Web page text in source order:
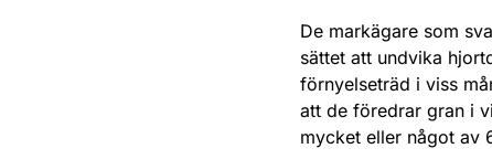
De markägare som
sättet att undvika
förnyelseträd i viss
att de föredrar gran i
mycket eller något av